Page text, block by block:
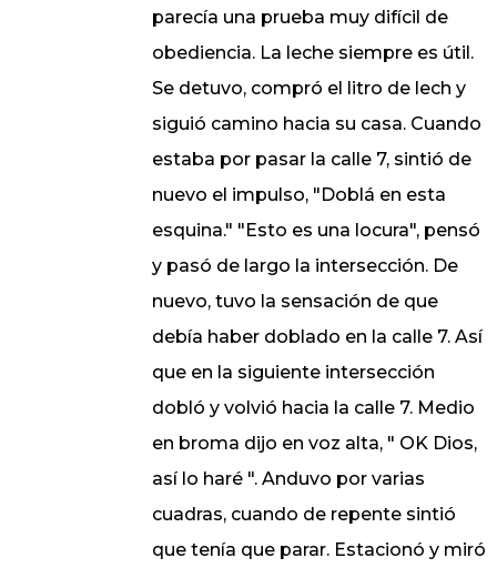
parecía una prueba muy difícil de
obediencia. La leche siempre es útil.
Se detuvo, compró el litro de lech y
siguió camino hacia su casa. Cuando
estaba por pasar la calle 7, sintió de
nuevo el impulso, "Doblá en esta
esquina." "Esto es una locura", pensó
y pasó de largo la intersección. De
nuevo, tuvo la sensación de que
debía haber doblado en la calle 7. Así
que en la siguiente intersección
dobló y volvió hacia la calle 7. Medio
en broma dijo en voz alta, " OK Dios,
así lo haré ". Anduvo por varias
cuadras, cuando de repente sintió
que tenía que parar. Estacionó y miró